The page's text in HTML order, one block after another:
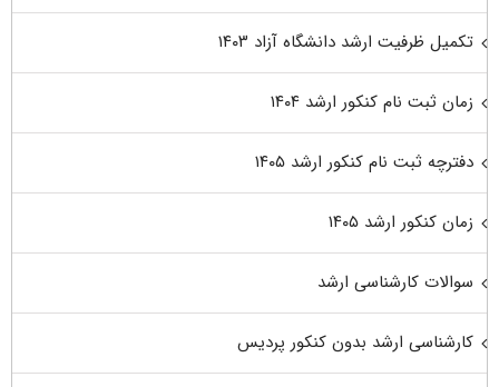
تکمیل ظرفیت ارشد دانشگاه آزاد ۱۴۰۳
زمان ثبت نام کنکور ارشد ۱۴۰۴
دفترچه ثبت نام کنکور ارشد ۱۴۰۵
زمان کنکور ارشد ۱۴۰۵
سوالات کارشناسی ارشد
کارشناسی ارشد بدون کنکور پردیس